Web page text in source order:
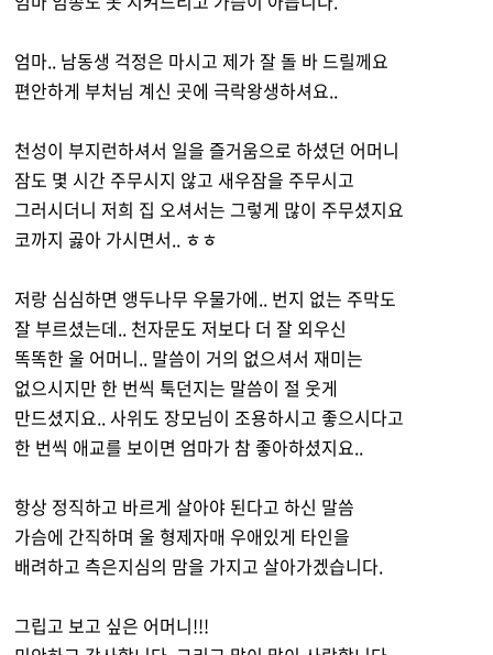
엄마.. 남동생 걱정은 마시고 제가 잘 돌 바 드릴께요
편안하게 부처님 계신 곳에 극락왕생하셔요..
천성이 부지런하셔서 일을 즐거움으로 하셨던 어머니
잠도 몇 시간 주무시지 않고 새우잠을 주무시고
그러시더니 저희 집 오셔서는 그렇게 많이 주무셨지요
코까지 곯아 가시면서.. ㅎㅎ
저랑 심심하면 앵두나무 우물가에.. 번지 없는 주막도
잘 부르셨는데.. 천자문도 저보다 더 잘 외우신
똑똑한 울 어머니.. 말씀이 거의 없으셔서 재미는
없으시지만 한 번씩 툭던지는 말씀이 절 웃게
만드셨지요.. 사위도 장모님이 조용하시고 좋으시다고
한 번씩 애교를 보이면 엄마가 참 좋아하셨지요..
항상 정직하고 바르게 살아야 된다고 하신 말씀
가슴에 간직하며 울 형제자매 우애있게 타인을
배려하고 측은지심의 맘을 가지고 살아가겠습니다.
그립고 보고 싶은 어머니!!!